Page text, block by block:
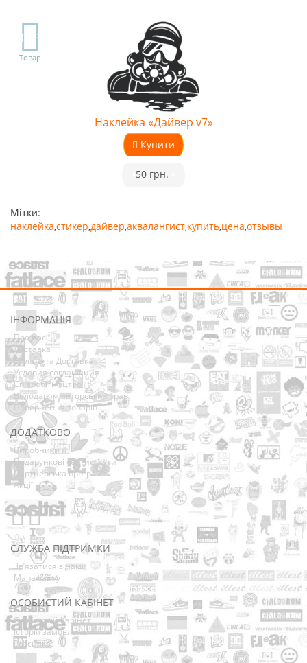
TOP
Товар
Наклейка «Дайвер v7»
Купити
50 грн.
Мітки:
наклейка,стикер,дайвер,аквалангист,купить,цена,отзывы
ІНФОРМАЦІЯ
Про нас
Доставка
Оплата та Доставка
Условия соглашения
Співробітництво
Володарям авторських прав
Повернення товарів
ДОДАТКОВО
Виробники
Подарункові сертифікати
Партнерська програма
Акції
СЛУЖБА ПІДТРИМКИ
Зв’язатися з нами
Мапа сайту
ОСОБИСТИЙ КАБІНЕТ
Особистий Кабінет
Історія замовлень
Розсилка